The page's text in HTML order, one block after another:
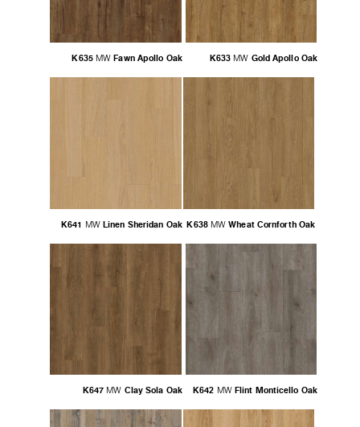
K633 MW Gold Apollo Oak
K635 MW Fawn Apollo Oak
K638 MW Wheat Cornforth Oak
K641 MW Linen Sheridan Oak
K642 MW Flint Monticello Oak
K647 MW Clay Sola Oak